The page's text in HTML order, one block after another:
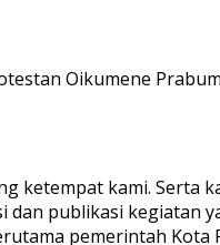
Oikumene
ketempat kami. Serta
publikasi kegiatan
pemerintah Kota